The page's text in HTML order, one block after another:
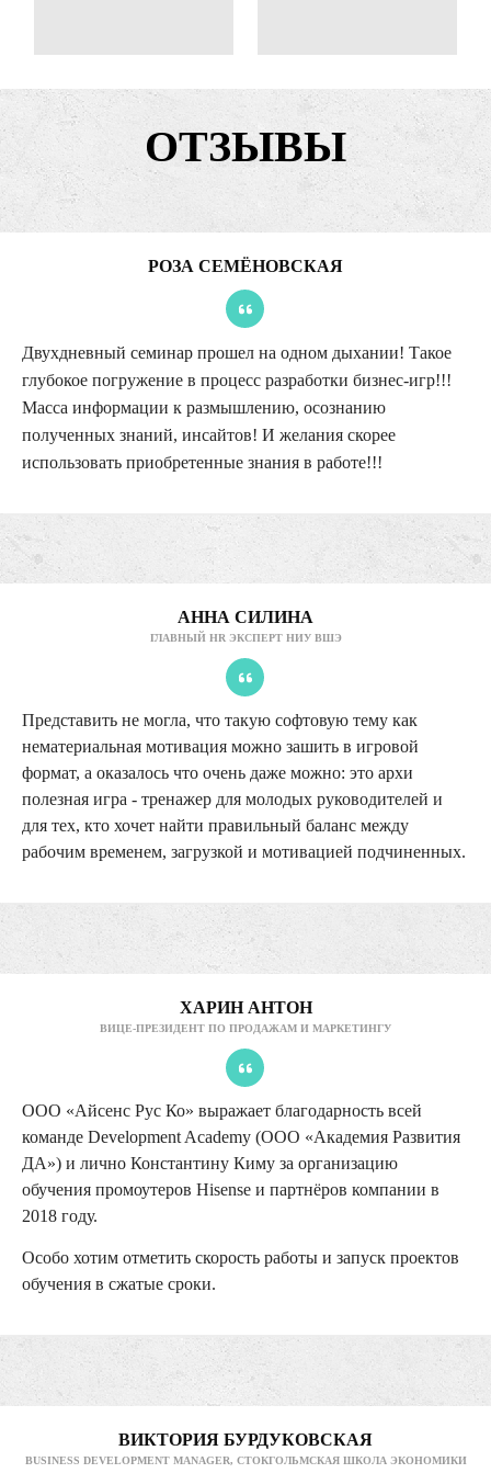
ОТЗЫВЫ
РОЗА СЕМЁНОВСКАЯ
Двухдневный семинар прошел на одном дыхании! Такое
глубокое погружение в процесс разработки бизнес-игр!!!
Масса информации к размышлению, осознанию
полученных знаний, инсайтов! И желания скорее
использовать приобретенные знания в работе!!!
АННА СИЛИНА
ГЛАВНЫЙ HR ЭКСПЕРТ НИУ ВШЭ
Представить не могла, что такую софтовую тему как
нематериальная мотивация можно зашить в игровой
формат, а оказалось что очень даже можно: это архи
полезная игра - тренажер для молодых руководителей и
для тех, кто хочет найти правильный баланс между
рабочим временем, загрузкой и мотивацией подчиненных.
ХАРИН АНТОН
ВИЦЕ-ПРЕЗИДЕНТ ПО ПРОДАЖАМ И МАРКЕТИНГУ
ООО «Айсенс Рус Ко» выражает благодарность всей
команде Development Academy (ООО «Академия Развития
ДА») и лично Константину Киму за организацию
обучения промоутеров Hisense и партнёров компании в
2018 году.
Особо хотим отметить скорость работы и запуск проектов
обучения в сжатые сроки.
ВИКТОРИЯ БУРДУКОВСКАЯ
BUSINESS DEVELOPMENT MANAGER, СТОКГОЛЬМСКАЯ ШКОЛА ЭКОНОМИКИ